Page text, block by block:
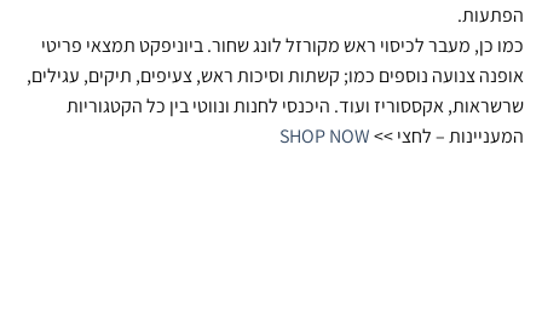
הפתעות.
כמו כן, מעבר לכיסוי ראש מקורזל לונג שחור. ביוניפקט תמצאי פריטי
אופנה צנועה נוספים כמו; קשתות וסיכות ראש, צעיפים, תיקים, עגילים,
שרשראות, אקססוריז ועוד. היכנסי לחנות ונווטי בין כל הקטגוריות
המעניינות – לחצי >>